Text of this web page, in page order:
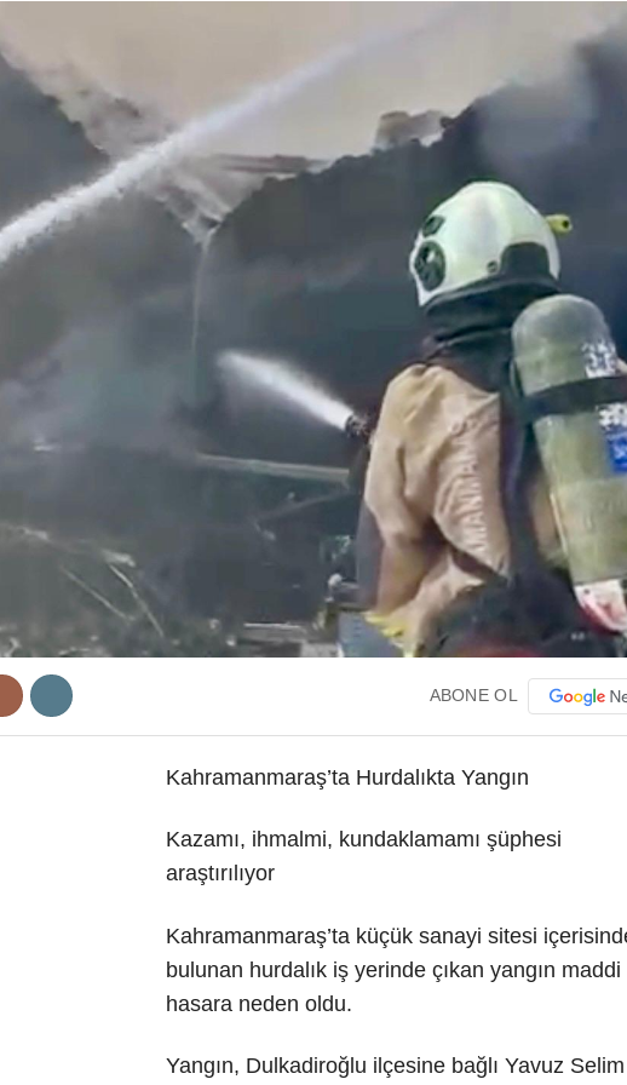
ABONE OL
Kahramanmaraş’ta Hurdalıkta Yangın
Kazamı, ihmalmi, kundaklamamı şüphesi
araştırılıyor
Kahramanmaraş’ta küçük sanayi sitesi
bulunan hurdalık iş yerinde çıkan yangın maddi
hasara neden oldu.
Yangın, Dulkadiroğlu ilçesine bağlı Yavuz Selim